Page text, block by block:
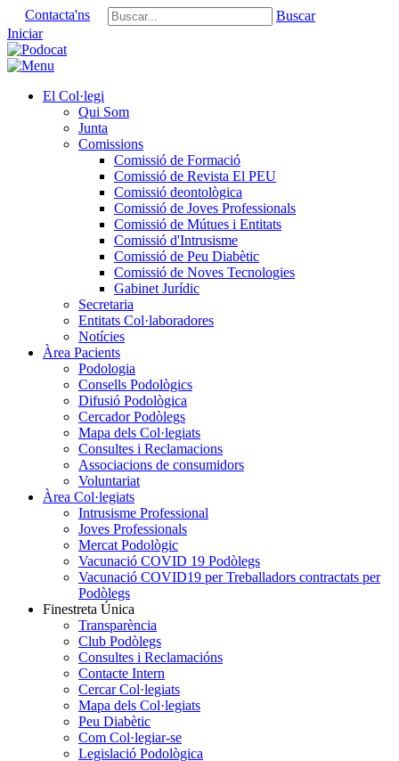
Contacta'ns
Buscar
Iniciar
El Col·legi
Qui Som
Junta
Comissions
Comissió de Formació
Comissió de Revista El PEU
Comissió deontològica
Comissió de Joves Professionals
Comissió de Mútues i Entitats
Comissió d'Intrusisme
Comissió de Peu Diabètic
Comissió de Noves Tecnologies
Gabinet Jurídic
Secretaria
Entitats Col·laboradores
Notícies
Àrea Pacients
Podologia
Consells Podològics
Difusió Podològica
Cercador Podòlegs
Mapa dels Col·legiats
Consultes i Reclamacions
Associacions de consumidors
Voluntariat
Àrea Col·legiats
Intrusisme Professional
Joves Professionals
Mercat Podològic
Vacunació COVID 19 Podòlegs
Vacunació COVID19 per Treballadors contractats per
Podòlegs
Finestreta Única
Transparència
Club Podòlegs
Consultes i Reclamacións
Contacte Intern
Cercar Col·legiats
Mapa dels Col·legiats
Peu Diabètic
Com Col·legiar-se
Legislació Podològica